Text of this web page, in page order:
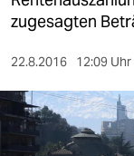
kultur
sport
berlin
nord
zugesagten
22.8.2016 12:09 Uhr